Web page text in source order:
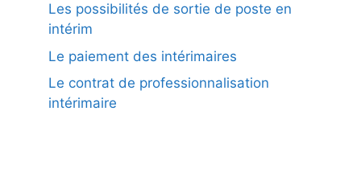
Les possibilités de sortie de poste en
intérim
Le paiement des intérimaires
Le contrat de professionnalisation
intérimaire